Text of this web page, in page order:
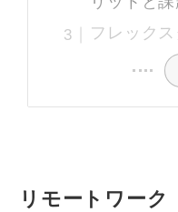
フレック
リモートワーク